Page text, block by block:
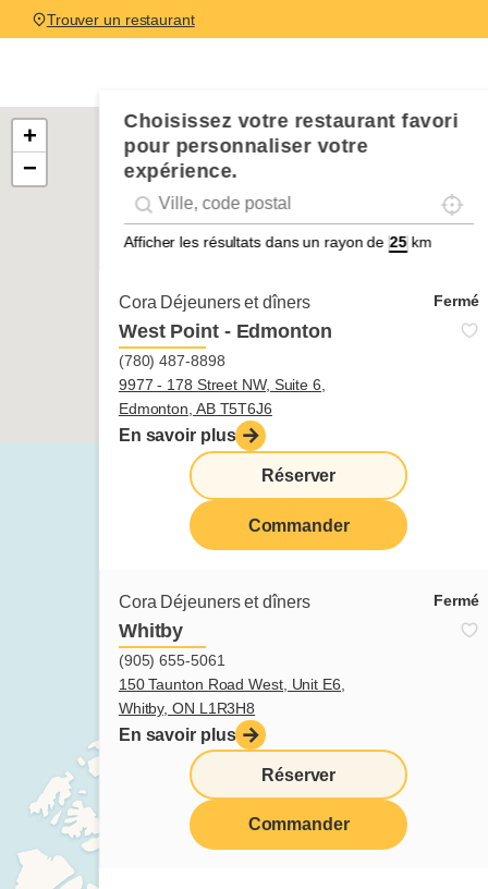
Choisissez votre restaurant favori
pour personnaliser votre
expérience.
Geolocation
Géolocalisation
Afficher les résultats dans un rayon de km
Cora Déjeuners et dîners Fermé
West Point - Edmonton
(780) 487-8898
9977 - 178 Street NW, Suite 6,
Edmonton, AB T5T6J6
En savoir plus
Réserver
Commander
Cora Déjeuners et dîners Fermé
Whitby
(905) 655-5061
150 Taunton Road West, Unit E6,
Whitby, ON L1R3H8
En savoir plus
Réserver
Commander
Trouver un restaurant
Leaflet Map
+
−